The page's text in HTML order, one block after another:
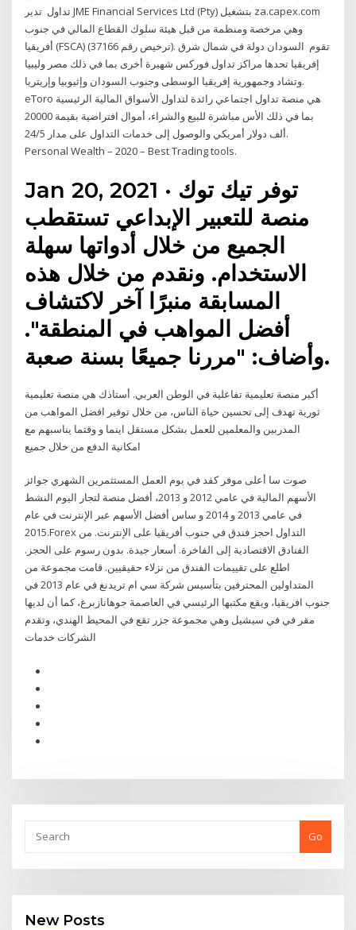
تداول تدير JME Financial Services Ltd (Pty) بتشغيل za.capex.com
وهي مرخصة ومنظمة من قبل هيئة سلوك القطاع المالي في جنوب
أفريقيا (FSCA) (ترخيص رقم 37166). تقوم السودان دولة في شمال شرق
إفريقيا تحدها مراكز تداول فوركس شهيرة أخرى بما في ذلك مصر وليبيا
وتشاد وجمهورية إفريقيا الوسطى وجنوب السودان وإثيوبيا وإريتريا.
eToro هي منصة تداول اجتماعي رائدة لتداول الأسواق المالية الرئيسية
بما في ذلك الأس مباشرة للبيع والشراء، أموال افتراضية بقيمة 20000
ألف دولار أمريكي والوصول إلى خدمات التداول على مدار 24/5.
Personal Wealth – 2020 – Best Trading tools.
Jan 20, 2021 · توفر تيك توك
منصة للتعبير الإبداعي تستقطب
الجميع من خلال أدواتها سهلة
الاستخدام. ونقدم من خلال هذه
المسابقة منبرًا آخر لاكتشاف
أفضل المواهب في المنطقة".
وأضاف: "مررنا جميعًا بسنة صعبة.
أكبر منصة تعليمية تفاعلية في الوطن العربي. أستاذك هي منصة تعليمية
ثورية تهدف إلى تحسين حياة الناس، من خلال توفير افضل المواهب من
المدربين والمعلمين للعمل بشكل مستقل اينما و وقتما يناسبهم مع
امكانية الدفع من خلال جميع
صوت سا أعلى موفر كفد في يوم العمل المستثمرين الشهري جوائز
الأسهم المالية في عامي 2012 و 2013، أفضل منصة لتجار اليوم النشط
في عامي 2013 و 2014 و ساس أفضل الأسهم عبر الإنترنت في عام
2015.Forex التداول احجز فندق في جنوب أفريقيا على الإنترنت. من
الفنادق الاقتصادية إلى الفاخرة. أسعار جيدة. بدون رسوم على الحجز.
اطلع على تقييمات الفندق من نزلاء حقيقيين. قامت مجموعة من
المتداولين المحترفين بتأسيس شركة سي ام تريدنغ في عام 2013 في
جنوب افريقيا، ويقع مكتبها الرئيسي في العاصمة جوهانازبرغ، كما أن لديها
مقر في في سيشيل وهي مجموعة جزر تقع في المحيط الهندي، وتقدم
الشركات خدمات
Go
New Posts